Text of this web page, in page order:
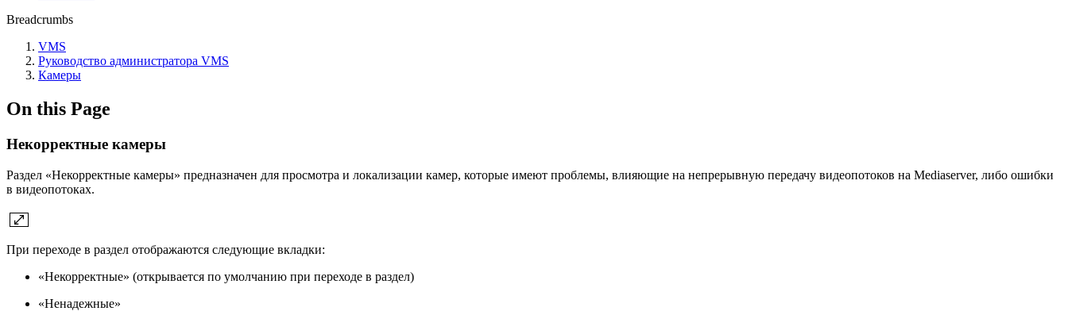
Breadcrumbs
VMS
Руководство администратора VMS
Камеры
On this Page
Некорректные камеры
Раздел «Некорректные камеры» предназначен для просмотра и локализации камер, которые имеют проблемы, влияющие на непрерывную передачу видеопотоков на Mediaserver, либо ошибки
в видеопотоках.
При переходе в раздел отображаются следующие вкладки:
«Некорректные» (открывается по умолчанию при переходе в раздел)
«Ненадежные»